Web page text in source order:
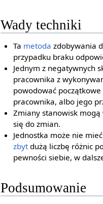
Wady techniki
Ta metoda zdobywania
przypadku braku
Jednym z negatywnych
pracownika z
powodować
pracownika, albo jego
Zmiany stanowisk mogą
się do zmian.
Jednostka może nie
zbytdużą liczbę różnic
pewności siebie, w
Podsumowanie